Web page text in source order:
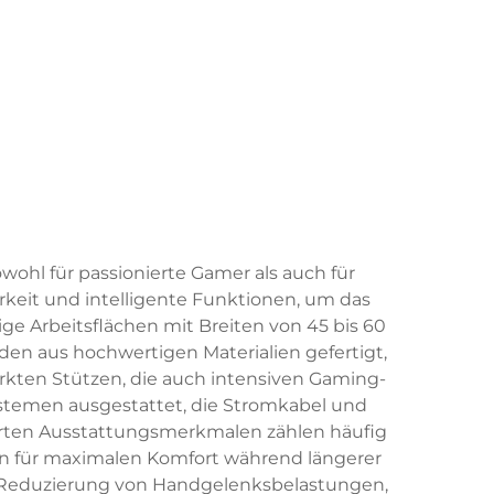
für passionierte Gamer als auch für
und intelligente Funktionen, um das
Arbeitsflächen mit Breiten von 45 bis 60
aus hochwertigen Materialien gefertigt,
Stützen, die auch intensiven Gaming-
ausgestattet, die Stromkabel und
Ausstattungsmerkmalen zählen häufig
für maximalen Komfort während längerer
von Handgelenksbelastungen,